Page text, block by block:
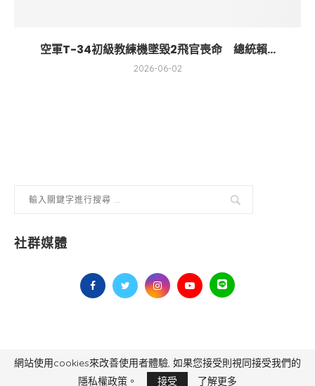
空軍T-34初級教練機墜毀2飛官喪命 總統賴...
2026-06-02
社群媒體
毅傳媒控股股份有限公司 版權所有，非經授權，不得轉載 All Right Reserved.
Yi Media Inc.
電話：02-8791-8559
網站使用cookies來改善使用者體驗, 如果您接受則視同接受我們的
隱私權政策。
接受 了解更多